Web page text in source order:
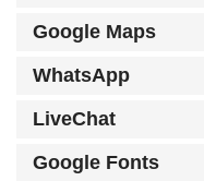
Google Maps
WhatsApp
LiveChat
Google Fonts